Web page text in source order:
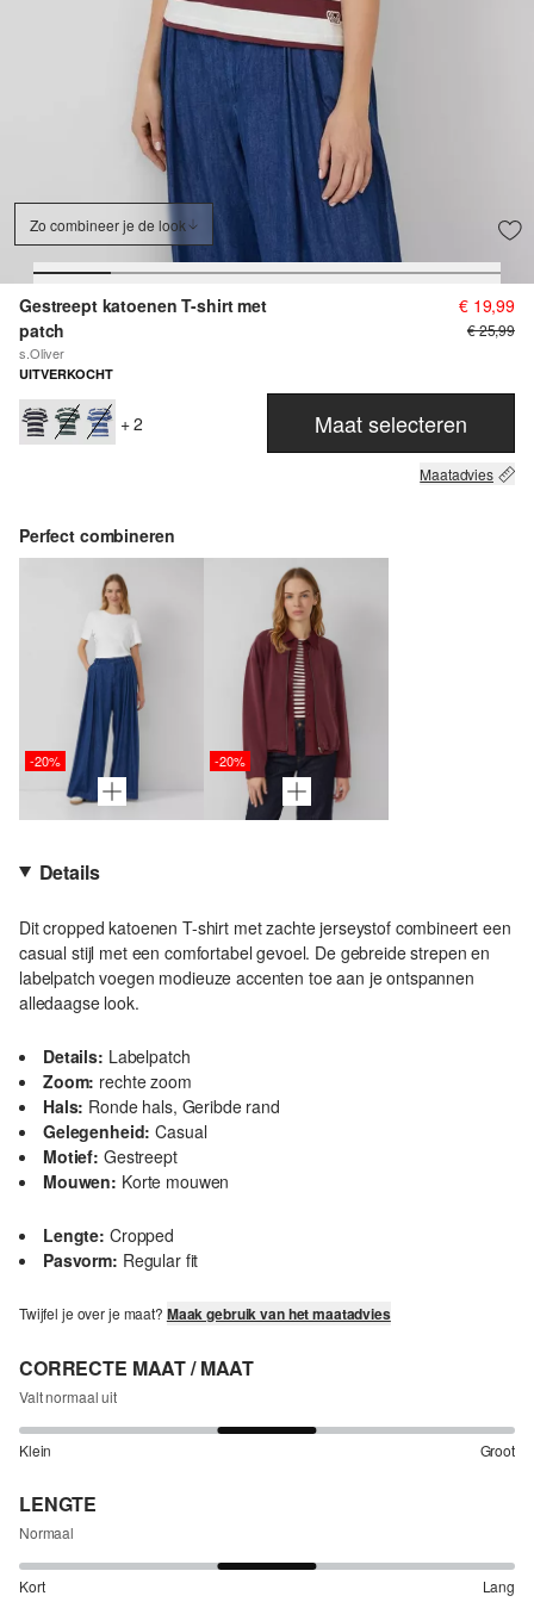
Zo combineer je de look
Gestreept katoenen T-shirt met
patch
s.Oliver
€ 19,99
€ 25,99
UITVERKOCHT
+ 2 Maat selecteren
Maatadvies
Perfect combineren
-20% -20%
Details
Dit cropped katoenen T-shirt met zachte jerseystof combineert een
casual stijl met een comfortabel gevoel. De gebreide strepen en
labelpatch voegen modieuze accenten toe aan je ontspannen
alledaagse look.
Details: Labelpatch
Zoom: rechte zoom
Hals: Ronde hals, Geribde rand
Gelegenheid: Casual
Motief: Gestreept
Mouwen: Korte mouwen
Lengte: Cropped
Pasvorm: Regular fit
Twijfel je over je maat? Maak gebruik van het maatadvies
CORRECTE MAAT / MAAT
Valt normaal uit
Klein Groot
LENGTE
Normaal
Kort Lang